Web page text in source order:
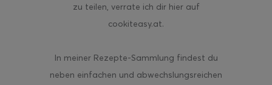
zu teilen, verrate ich dir hier auf
cookiteasy.at.
In meiner Rezepte-Sammlung findest du
neben einfachen und abwechslungsreichen